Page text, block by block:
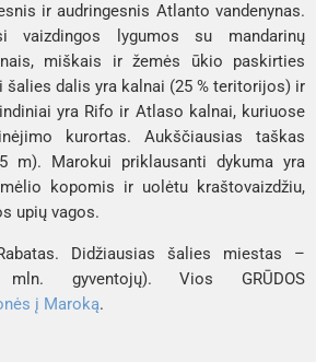
ir audringesnis Atlanto vandenynas.
vaizdingos lygumos su mandarinų
miškais ir žemės ūkio paskirties
šalies dalis yra kalnai (25 % teritorijos) ir
yra Rifo ir Atlaso kalnai, kuriuose
kurortas. Aukščiausias taškas
m). Marokui priklausanti dykuma yra
kopomis ir uolėtu kraštovaizdžiu,
upių vagos.
Didžiausias šalies miestas –
mln. gyventojų). Vios GRŪDOS
į Maroką.